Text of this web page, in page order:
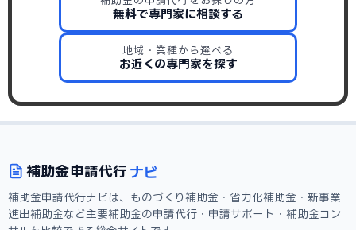
無料で専門家に相談する
地域・業種から選べる
お近くの専門家を探す
補助金申請代行 ナビ
補助金申請代行ナビは、ものづくり補助金・省力化補助金・新事業
進出補助金など主要補助金の申請代行・申請サポート・補助金コン